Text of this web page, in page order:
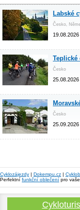
Labské
Česko,
Teplické
Česko
25.08.2026
Česko
25.09.2026
Cyklozájezdy | Dokempu.cz |
Perfektní funkční oblečení pro